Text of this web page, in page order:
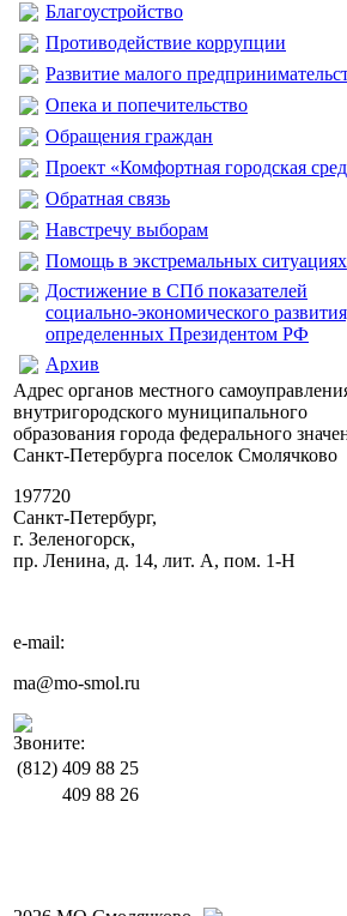
Благоустройство
Противодействие коррупции
Развитие малого
Опека и попечительство
Обращения граждан
Проект «Комфортная городская
Обратная связь
Навстречу выборам
Помощь в экстремальных ситуациях
Достижение в СПб показателей
социально-экономического
определенных Президентом РФ
Архив
Адрес органов местного
внутригородского муниципального
образования города федерального
Санкт-Петербурга поселок Смолячково
197720
Санкт-Петербург,
г. Зеленогорск,
пр. Ленина, д. 14, лит. А, пом. 1-Н
e-mail:
ma@mo-smol.ru
Звоните:
(812) 409 88 25
409 88 26